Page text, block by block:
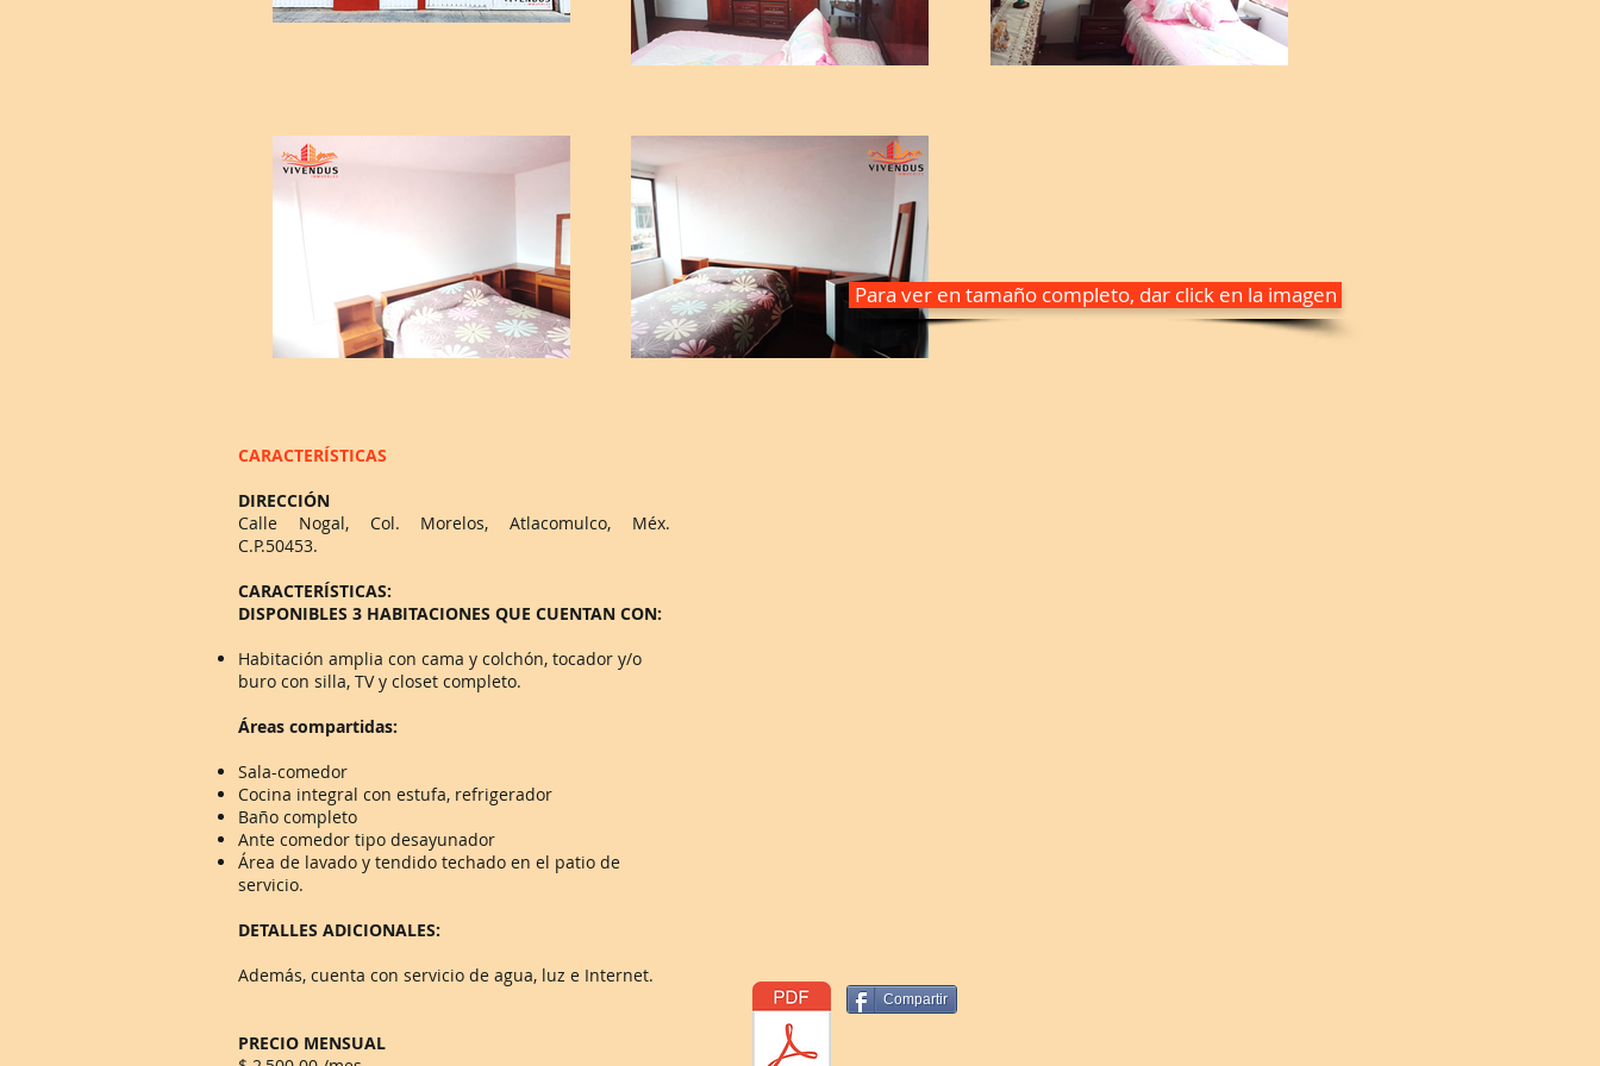
Para ver en tamaño completo, dar click en la imagen
CARACTERÍSTICAS
DIRECCIÓN
Calle Nogal, Col. Morelos, Atlacomulco, Méx.
C.P.50453.
CARACTERÍSTICAS:
DISPONIBLES 3 HABITACIONES QUE CUENTAN CON:
Habitación amplia con cama y colchón, tocador y/o
buro con silla, TV y closet completo.
Áreas compartidas:
Sala-comedor
Cocina integral con estufa, refrigerador
Baño completo
Ante comedor tipo desayunador
Área de lavado y tendido techado en el patio de
servicio.
DETALLES ADICIONALES:
Además, cuenta con servicio de agua, luz e Internet.
PRECIO MENSUAL
Compartir